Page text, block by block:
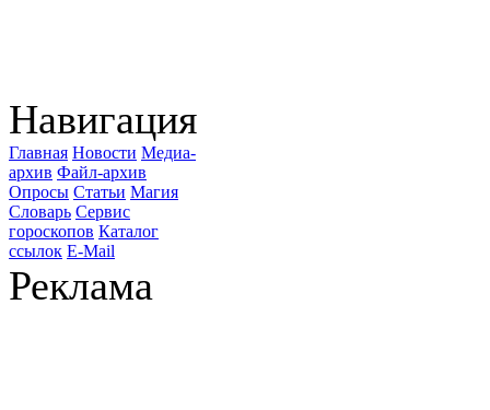
Навигация
Главная Новости Медиа-
архив Файл-архив
Опросы Статьи Магия
Словарь Сервис
гороскопов Каталог
ссылок E-Mail
Реклама